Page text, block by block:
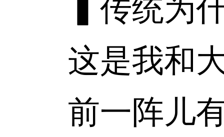
▍传统为什
这是我和大
前一阵儿有